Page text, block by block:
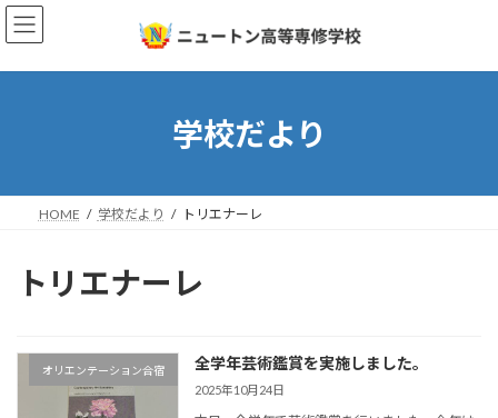
コ
ン
ン
ナ
ビ
ー
学校だより
HOME 学校だより トリエナーレ
トリエナーレ
オリエンテーション合宿 全学年芸術鑑賞を実施しました。
2025年10月24日